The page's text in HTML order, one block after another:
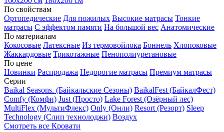
По свойствам
Ортопедические Для пожилых Высокие матрасы Тонкие
матрасы С эффектом памяти На большой вес Анатомические
По материалам
Кокосовые Латексные Из термовойлока Боннель Хлопоковые
Жаккардовые Трикотажные Пенополиуретановые
По цене
Новинки Распродажа Недорогие матрасы Премиум матрасы
Серии
Baikal Seasons. (Байкальские Сезоны) BaikalFest (БайкалФест)
Comfy (Комфи) Just (Просто) Lake Forest (Озёрный лес)
MultiFlex (МультиФлекс) Only (Онли) Resort (Резорт) Sleep
Technology (Слип технолоджи) Воздух
Смотреть все Кровати